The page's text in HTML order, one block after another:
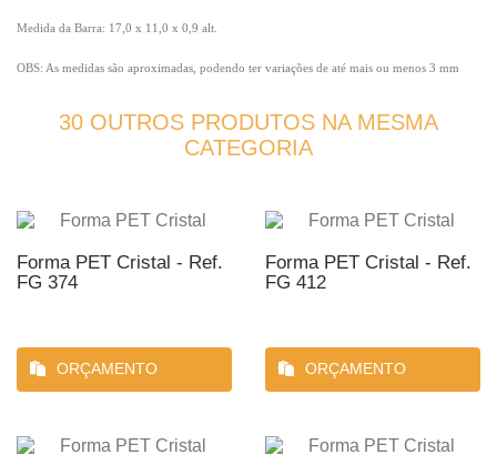
Medida da Barra: 17,0 x 11,0 x 0,9 alt.
OBS: As medidas são aproximadas, podendo ter variações de até mais ou menos 3 mm
30 OUTROS PRODUTOS NA MESMA
CATEGORIA
Forma PET Cristal - Ref.
FG 374
ORÇAMENTO
Forma PET Cristal - Ref.
FG 412
ORÇAMENTO